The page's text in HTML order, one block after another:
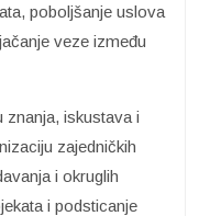
poboljšanje uslova
veze između
znanja, iskustava i
zajedničkih
i okruglih
i podsticanje